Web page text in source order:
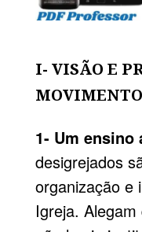
I- VISÃO E
1- Um
desigrejados
organização e
Igreja.